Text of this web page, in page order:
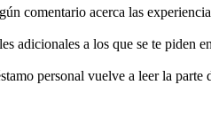
comentario acerca las
adicionales a los que se te piden
personal vuelve a leer la parte